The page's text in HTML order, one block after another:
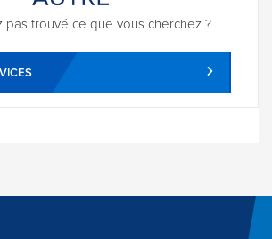
pas trouvé ce que vous cherchez ?